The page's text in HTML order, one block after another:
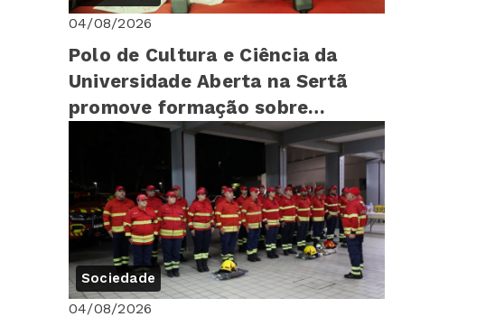
04/08/2026
Polo de Cultura e Ciência da
Universidade Aberta na Sertã
promove formação sobre
direitos humanos para mais de
Sociedade
04/08/2026